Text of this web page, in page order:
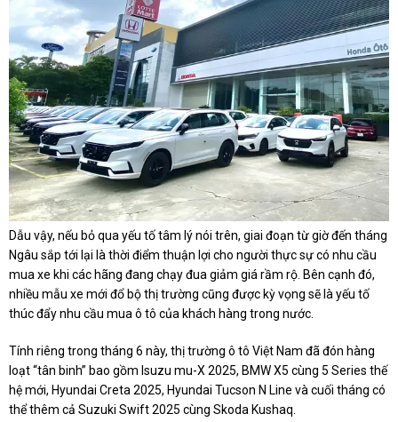
Dẫu vậy, nếu bỏ qua yếu tố tâm lý nói trên, giai đoạn từ giờ đến tháng
Ngâu sắp tới lại là thời điểm thuận lợi cho người thực sự có nhu cầu
mua xe khi các hãng đang chạy đua giảm giá rầm rộ. Bên cạnh đó,
nhiều mẫu xe mới đổ bộ thị trường cũng được kỳ vọng sẽ là yếu tố
thúc đẩy nhu cầu mua ô tô của khách hàng trong nước.
Tính riêng trong tháng 6 này, thị trường ô tô Việt Nam đã đón hàng
loạt “tân binh” bao gồm Isuzu mu-X 2025, BMW X5 cùng 5 Series thế
hệ mới, Hyundai Creta 2025, Hyundai Tucson N Line và cuối tháng có
thể thêm cả Suzuki Swift 2025 cùng Skoda Kushaq.